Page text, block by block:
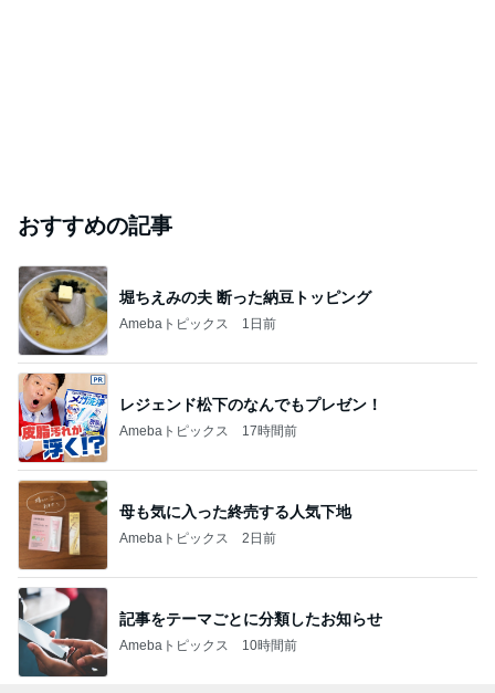
おすすめの記事
堀ちえみの夫 断った納豆トッピング
Amebaトピックス 1日前
レジェンド松下のなんでもプレゼン！
Amebaトピックス 17時間前
母も気に入った終売する人気下地
Amebaトピックス 2日前
記事をテーマごとに分類したお知らせ
Amebaトピックス 10時間前